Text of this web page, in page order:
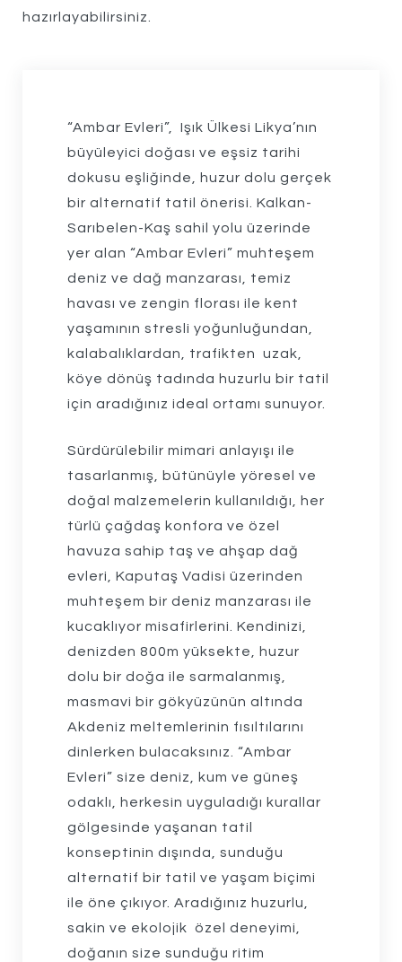
hazırlayabilirsiniz.
“Ambar Evleri”, Işık Ülkesi Likya’nın
büyüleyici doğası ve eşsiz tarihi
dokusu eşliğinde, huzur dolu gerçek
bir alternatif tatil önerisi. Kalkan-
Sarıbelen-Kaş sahil yolu üzerinde
yer alan “Ambar Evleri” muhteşem
deniz ve dağ manzarası, temiz
havası ve zengin florası ile kent
yaşamının stresli yoğunluğundan,
kalabalıklardan, trafikten uzak,
köye dönüş tadında huzurlu bir tatil
için aradığınız ideal ortamı sunuyor.
Sürdürülebilir mimari anlayışı ile
tasarlanmış, bütünüyle yöresel ve
doğal malzemelerin kullanıldığı, her
türlü çağdaş konfora ve özel
havuza sahip taş ve ahşap dağ
evleri, Kaputaş Vadisi üzerinden
muhteşem bir deniz manzarası ile
kucaklıyor misafirlerini. Kendinizi,
denizden 800m yüksekte, huzur
dolu bir doğa ile sarmalanmış,
masmavi bir gökyüzünün altında
Akdeniz meltemlerinin fısıltılarını
dinlerken bulacaksınız. “Ambar
Evleri” size deniz, kum ve güneş
odaklı, herkesin uyguladığı kurallar
gölgesinde yaşanan tatil
konseptinin dışında, sunduğu
alternatif bir tatil ve yaşam biçimi
ile öne çıkıyor. Aradığınız huzurlu,
sakin ve ekolojik özel deneyimi,
doğanın size sunduğu ritim